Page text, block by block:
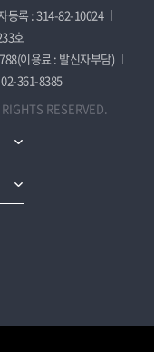
등록 : 314-82-10024
호
이용료 : 발신자부담)
361-8385
RESERVED.